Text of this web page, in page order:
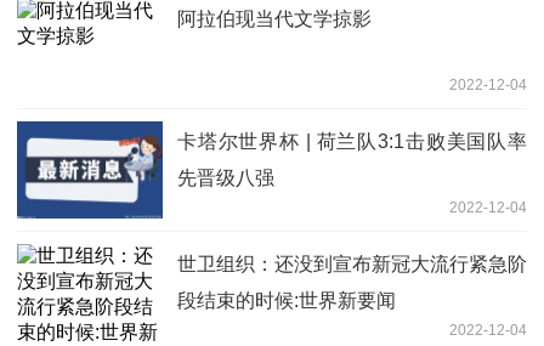
阿拉伯现当代文学掠影
2022-12-04
卡塔尔世界杯 | 荷兰队3:1击败美国队率
先晋级八强
2022-12-04
世卫组织：还没到宣布新冠大流行紧急阶
段结束的时候:世界新要闻
2022-12-04